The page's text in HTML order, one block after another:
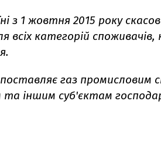
з 1 жовтня 2015 року
всіх категорій споживачів,
газ промисловим
та іншим суб'єктам